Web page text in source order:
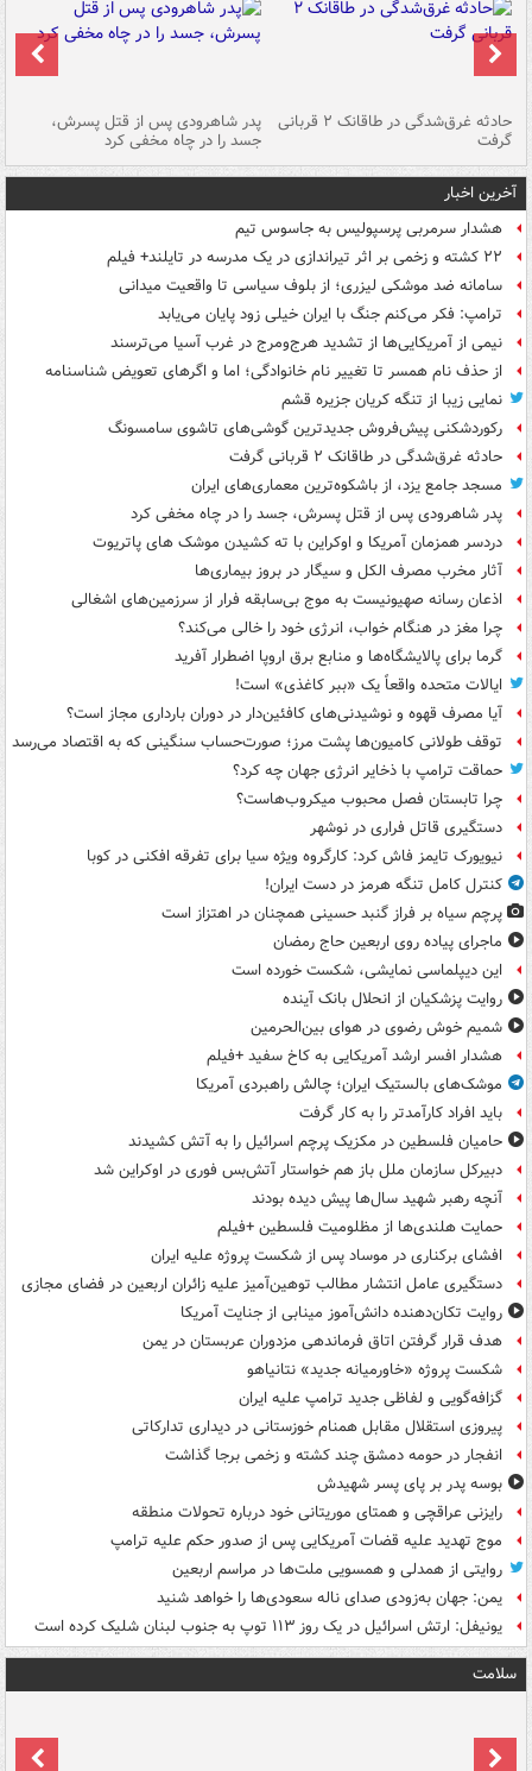
حادثه غرق‌شدگی در طاقانک ۲ قربانی
گرفت
پدر شاهرودی پس از قتل پسرش،
جسد را در چاه مخفی کرد
آخرین اخبار
هشدار سرمربی پرسپولیس به جاسوس تیم
۲۲ کشته و زخمی بر اثر تیراندازی در یک مدرسه در تایلند+ فیلم
سامانه ضد موشکی لیزری؛ از بلوف سیاسی تا واقعیت میدانی
ترامپ: فکر می‌کنم جنگ با ایران خیلی زود پایان می‌یابد
نیمی از آمریکایی‌ها از تشدید هرج‌ومرج در غرب آسیا می‌ترسند
از حذف نام همسر تا تغییر نام خانوادگی؛ اما و اگرهای تعویض شناسنامه
نمایی زیبا از تنگه کریان جزیره قشم
رکوردشکنی پیش‌فروش جدیدترین گوشی‌های تاشوی سامسونگ
حادثه غرق‌شدگی در طاقانک ۲ قربانی گرفت
مسجد جامع یزد، از باشکوه‌ترین معماری‌های ایران
پدر شاهرودی پس از قتل پسرش، جسد را در چاه مخفی کرد
دردسر همزمان آمریکا و اوکراین با ته کشیدن موشک های پاتریوت
آثار مخرب مصرف الکل و سیگار در بروز بیماری‌ها
اذعان رسانه صهیونیست به موج بی‌سابقه فرار از سرزمین‌های اشغالی
چرا مغز در هنگام خواب، انرژی خود را خالی می‌کند؟
گرما برای پالایشگاه‌ها و منابع برق اروپا اضطرار آفرید
ایالات متحده واقعاً یک «ببر کاغذی» است!
آیا مصرف قهوه و نوشیدنی‌های کافئین‌دار در دوران بارداری مجاز است؟
توقف طولانی کامیون‌ها پشت مرز؛ صورت‌حساب سنگینی که به اقتصاد می‌رسد
حماقت ترامپ با ذخایر انرژی جهان چه کرد؟
چرا تابستان فصل محبوب میکروب‌هاست؟
دستگیری قاتل فراری در نوشهر
نیویورک تایمز فاش کرد: کارگروه ویژه سیا برای تفرقه افکنی در کوبا
کنترل کامل تنگه هرمز در دست ایران!
پرچم سیاه بر فراز گنبد حسینی همچنان در اهتزاز است
ماجرای پیاده روی اربعین حاج رمضان
این دیپلماسی نمایشی، شکست خورده است
روایت پزشکیان از انحلال بانک آینده
شمیم خوش رضوی در هوای بین‌الحرمین
هشدار افسر ارشد آمریکایی به کاخ سفید +فیلم
موشک‌های بالستیک ایران؛ چالش راهبردی آمریکا
باید افراد کارآمدتر را به کار گرفت
حامیان فلسطین در مکزیک پرچم اسرائیل را به آتش کشیدند
دبیرکل سازمان ملل باز هم خواستار آتش‌بس فوری در اوکراین شد
آنچه رهبر شهید سال‌ها پیش دیده بودند
حمایت هلندی‌ها از مظلومیت فلسطین +فیلم
افشای برکناری در موساد پس از شکست پروژه علیه ایران
دستگیری عامل انتشار مطالب توهین‌آمیز علیه زائران اربعین در فضای مجازی
روایت تکان‌دهنده دانش‌آموز مینابی از جنایت آمریکا
هدف قرار گرفتن اتاق‌ فرماندهی مزدوران عربستان در یمن
شکست پروژه «خاورمیانه جدید» نتانیاهو
گزافه‌گویی و لفاظی جدید ترامپ علیه ایران
پیروزی استقلال مقابل همنام خوزستانی در دیداری تدارکاتی
انفجار در حومه دمشق چند کشته و زخمی برجا گذاشت
بوسه‌ پدر بر پای پسر شهیدش
رایزنی عراقچی و همتای موریتانی خود درباره تحولات منطقه
موج تهدید علیه قضات آمریکایی پس از صدور حکم علیه ترامپ
روایتی از همدلی و همسویی ملت‌ها در مراسم اربعین
یمن: جهان به‌زودی صدای ناله سعودی‌ها را خواهد شنید
یونیفل: ارتش اسرائیل در یک روز ۱۱۳ توپ به جنوب لبنان شلیک کرده است
سلامت